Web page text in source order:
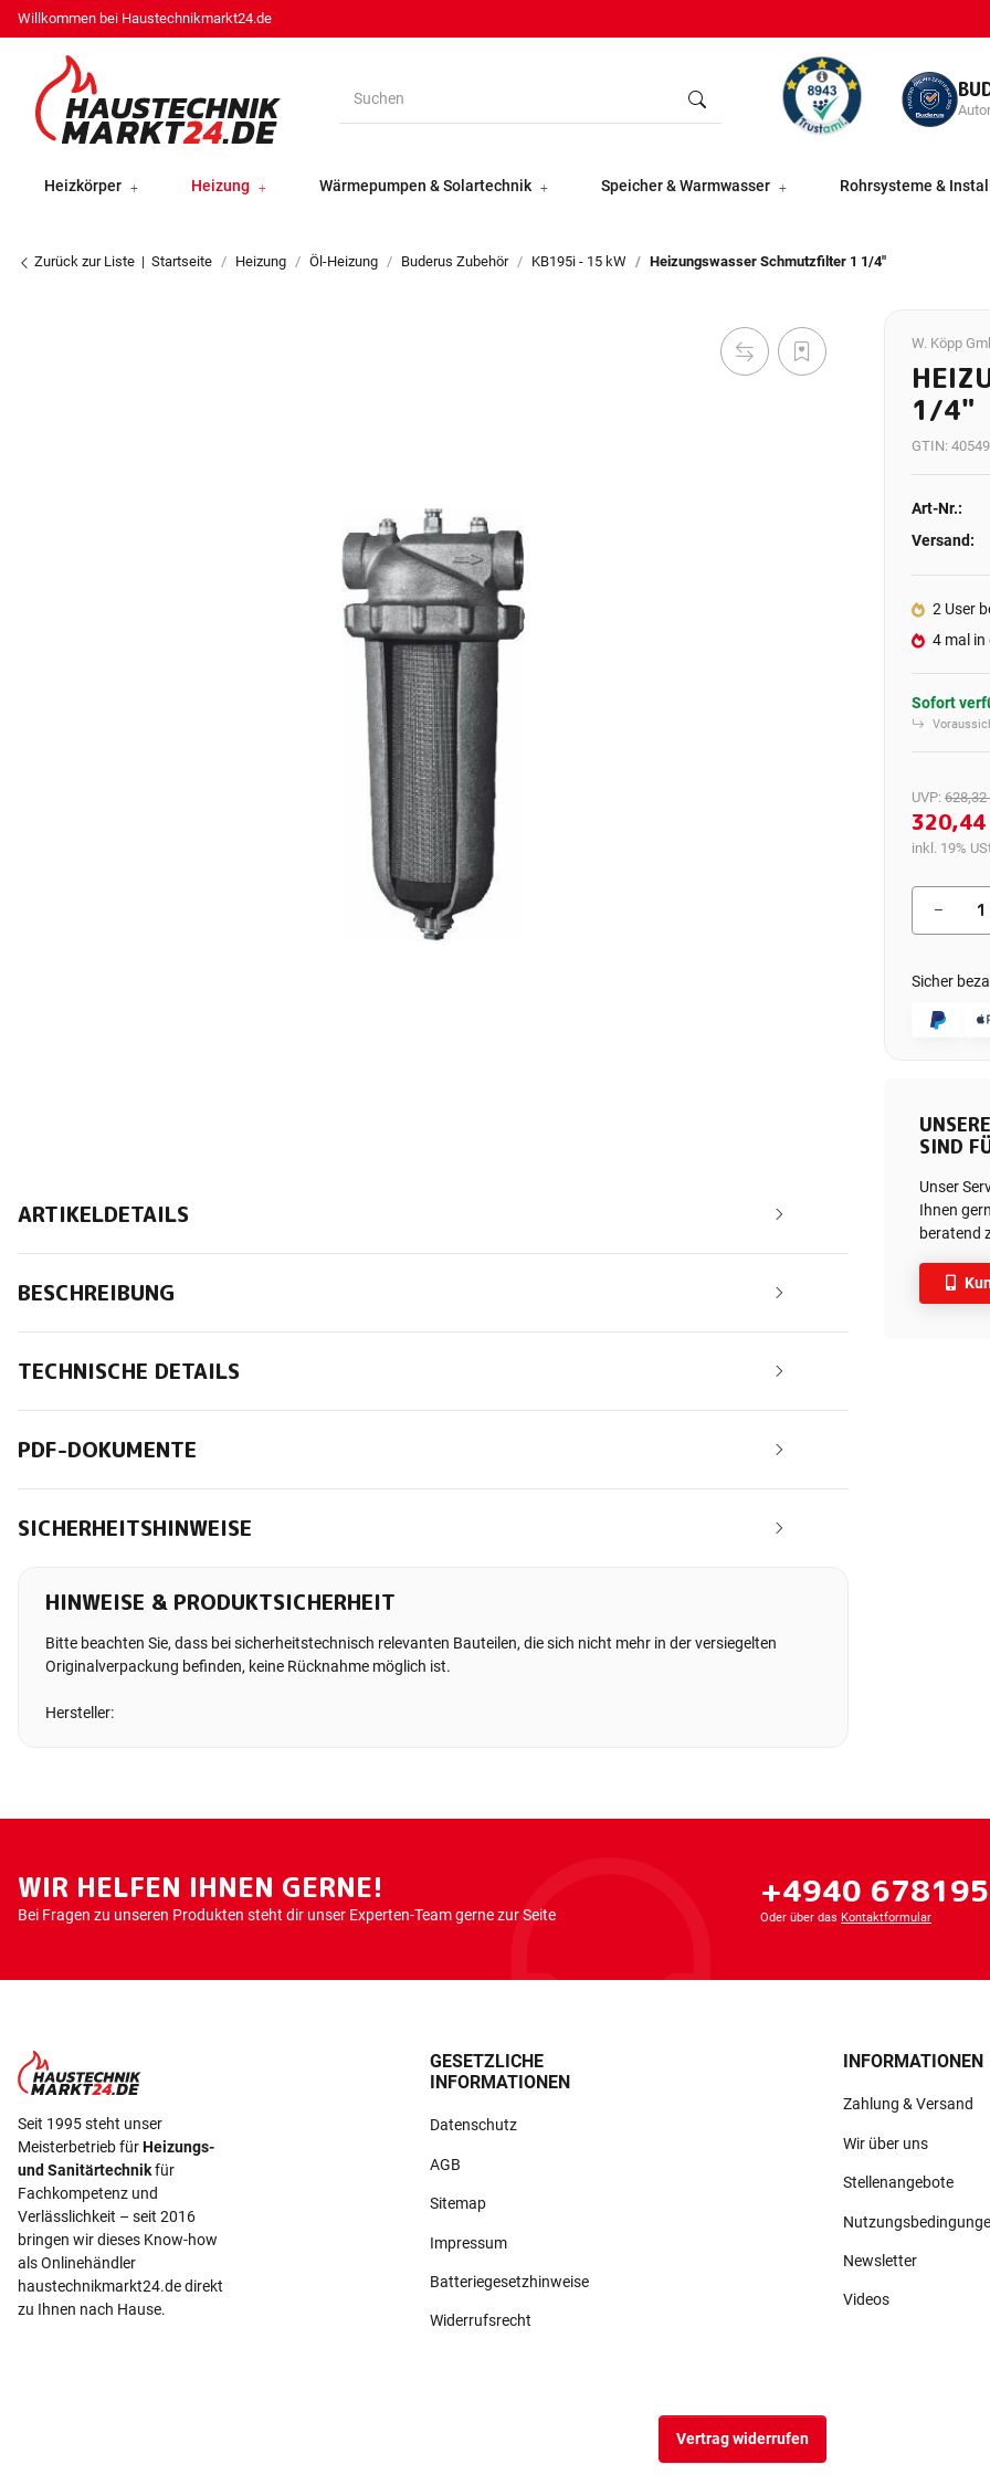
Willkommen bei Haustechnikmarkt24.de
Heizkörper Heizung Wärmepumpen & Solartechnik Speicher & Warmwasser Rohrsysteme &
Zurück zur Liste Startseite Heizung Öl-Heizung Buderus Zubehör KB195i - 15 kW Heizungswasser Schmutzfilter 1 1/4"
W. Köpp
1/4"
GTIN:
Art-Nr.:
Versand:
2 User
4 mal in
Sofort
UVP: 628,32
inkl. 19%
Sicher
SIND
Unser
Ihnen
beratend
ARTIKELDETAILS
BESCHREIBUNG
TECHNISCHE DETAILS
PDF-DOKUMENTE
SICHERHEITSHINWEISE
HINWEISE & PRODUKTSICHERHEIT
Bitte beachten Sie, dass bei sicherheitstechnisch relevanten Bauteilen, die sich nicht mehr in der versiegelten
Originalverpackung befinden, keine Rücknahme möglich ist.
Hersteller:
WIR HELFEN IHNEN GERNE!
Bei Fragen zu unseren Produkten steht dir unser Experten-Team gerne zur Seite
+4940
Oder über das Kontaktformular
Seit 1995 steht unser
Meisterbetrieb fürHeizungs-
und Sanitärtechnikfür
Fachkompetenz und
Verlässlichkeit – seit 2016
bringen wir dieses Know-how
als Onlinehändler
haustechnikmarkt24.de direkt
zu Ihnen nach Hause.
GESETZLICHE
INFORMATIONEN
Datenschutz
AGB
Sitemap
Impressum
Batteriegesetzhinweise
Widerrufsrecht
INFORMATIONEN
Zahlung & Versand
Wir über uns
Stellenangebote
Newsletter
Videos
Vertrag widerrufen